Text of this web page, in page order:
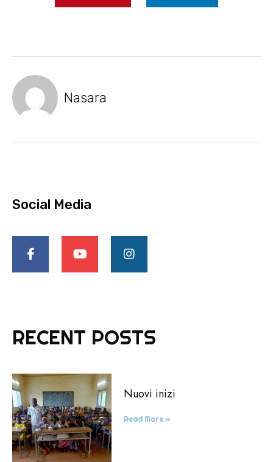
Nasara
Social Media
RECENT POSTS
Nuovi inizi
Read More »